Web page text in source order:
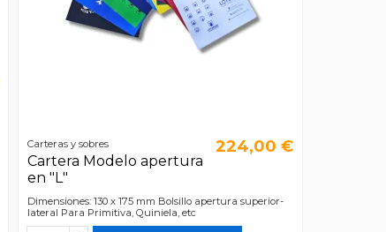
Carteras y sobres
Cartera Modelo apertura
en "L"
224,00 €
Dimensiones: 130 x 175 mm Bolsillo apertura superior-
lateral Para Primitiva, Quiniela, etc